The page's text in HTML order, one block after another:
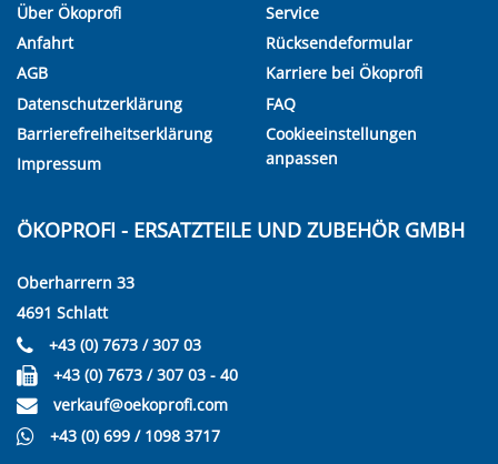
Über Ökoprofi
Anfahrt
AGB
Datenschutzerklärung
Barrierefreiheitserklärung
Impressum
Service
Rücksendeformular
Karriere bei Ökoprofi
FAQ
Cookieeinstellungen
anpassen
ÖKOPROFI - ERSATZTEILE UND ZUBEHÖR GMBH
Oberharrern 33
4691 Schlatt
+43 (0) 7673 / 307 03
+43 (0) 7673 / 307 03 - 40
verkauf@oekoprofi.com
+43 (0) 699 / 1098 3717